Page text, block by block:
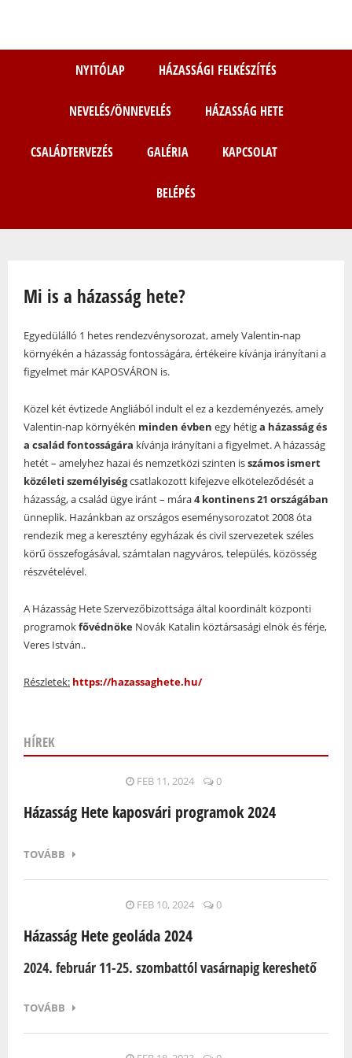
NYITÓLAP HÁZASSÁGI FELKÉSZÍTÉS
NEVELÉS/ÖNNEVELÉS HÁZASSÁG HETE
CSALÁDTERVEZÉS GALÉRIA KAPCSOLAT
BELÉPÉS
Mi is a házasság hete?
Egyedülálló 1 hetes rendezvénysorozat, amely Valentin-nap
környékén a házasság fontosságára, értékeire kívánja irányítani a
figyelmet már KAPOSVÁRON is.
Közel két évtizede Angliából indult el ez a kezdeményezés, amely
Valentin-nap környékén minden évben egy hétiga házasság és
a család fontosságára kívánja irányítani a figyelmet. A házasság
hetét – amelyhez hazai és nemzetközi szinten isszámos ismert
közéleti személyiségcsatlakozott kifejezve elköteleződését a
házasság, a család ügye iránt – mára4 kontinens 21 országában
ünneplik. Hazánkban az országos eseménysorozatot 2008 óta
rendezik meg a keresztény egyházak és civil szervezetek széles
körű összefogásával, számtalan nagyváros, település, közösség
részvételével.
A Házasság Hete Szervezőbizottsága által koordinált központi
programokfővédnöke Novák Katalin köztársasági elnök és férje,
Veres István..
Részletek: https://hazassaghete.hu/
HÍREK
FEB 11, 2024 0
Házasság Hete kaposvári programok 2024
TOVÁBB
FEB 10, 2024 0
Házasság Hete geoláda 2024
2024. február 11-25. szombattól vasárnapig kereshető
TOVÁBB